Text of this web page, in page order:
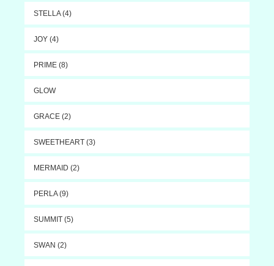
STELLA (4)
JOY (4)
PRIME (8)
GLOW
GRACE (2)
SWEETHEART (3)
MERMAID (2)
PERLA (9)
SUMMIT (5)
SWAN (2)